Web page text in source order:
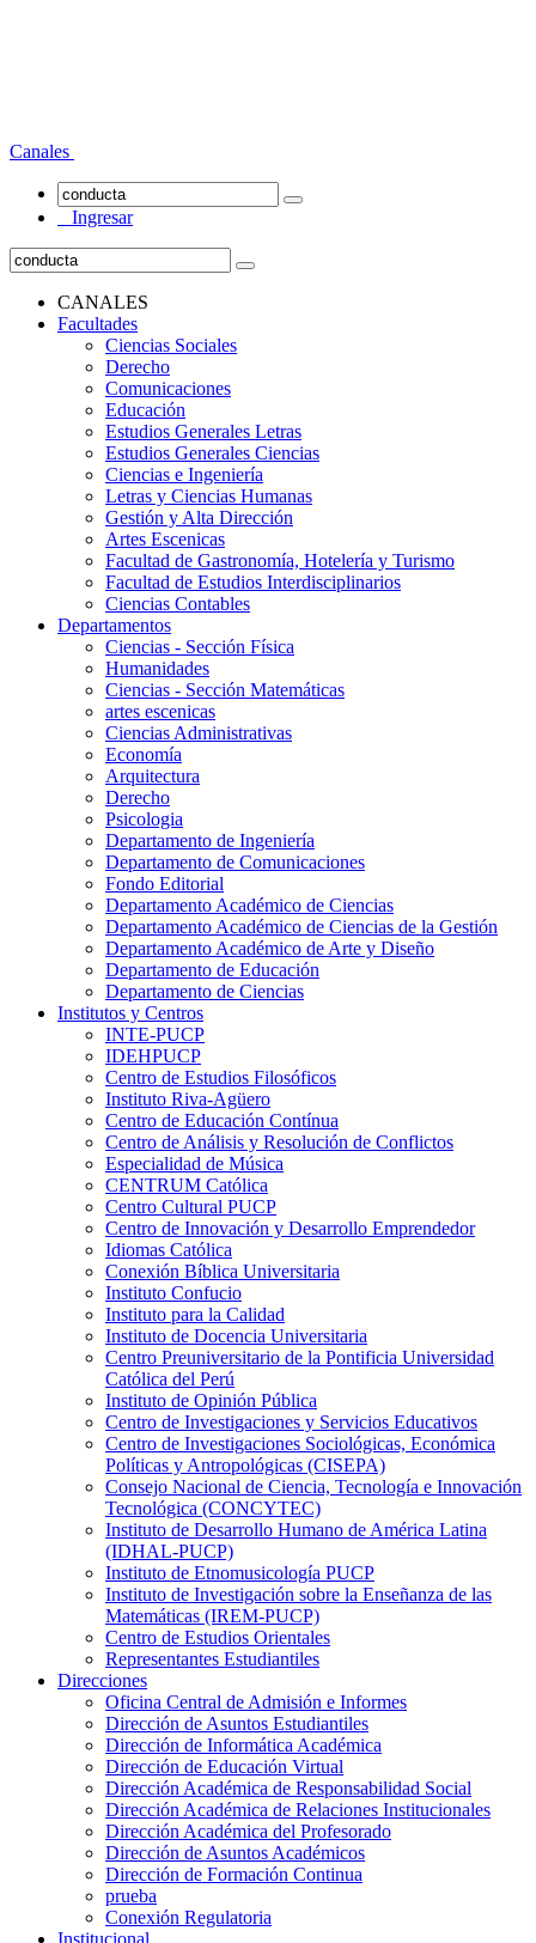
Canales
Ingresar
CANALES
Facultades
Ciencias Sociales
Derecho
Comunicaciones
Educación
Estudios Generales Letras
Estudios Generales Ciencias
Ciencias e Ingeniería
Letras y Ciencias Humanas
Gestión y Alta Dirección
Artes Escenicas
Facultad de Gastronomía, Hotelería y Turismo
Facultad de Estudios Interdisciplinarios
Ciencias Contables
Departamentos
Ciencias - Sección Física
Humanidades
Ciencias - Sección Matemáticas
artes escenicas
Ciencias Administrativas
Economía
Arquitectura
Derecho
Psicologia
Departamento de Ingeniería
Departamento de Comunicaciones
Fondo Editorial
Departamento Académico de Ciencias
Departamento Académico de Ciencias de la Gestión
Departamento Académico de Arte y Diseño
Departamento de Educación
Departamento de Ciencias
Institutos y Centros
INTE-PUCP
IDEHPUCP
Centro de Estudios Filosóficos
Instituto Riva-Agüero
Centro de Educación Contínua
Centro de Análisis y Resolución de Conflictos
Especialidad de Música
CENTRUM Católica
Centro Cultural PUCP
Centro de Innovación y Desarrollo Emprendedor
Idiomas Católica
Conexión Bíblica Universitaria
Instituto Confucio
Instituto para la Calidad
Instituto de Docencia Universitaria
Centro Preuniversitario de la Pontificia Universidad
Católica del Perú
Instituto de Opinión Pública
Centro de Investigaciones y Servicios Educativos
Centro de Investigaciones Sociológicas, Económica
Políticas y Antropológicas (CISEPA)
Consejo Nacional de Ciencia, Tecnología e Innovación
Tecnológica (CONCYTEC)
Instituto de Desarrollo Humano de América Latina
(IDHAL-PUCP)
Instituto de Etnomusicología PUCP
Instituto de Investigación sobre la Enseñanza de las
Matemáticas (IREM-PUCP)
Centro de Estudios Orientales
Representantes Estudiantiles
Direcciones
Oficina Central de Admisión e Informes
Dirección de Asuntos Estudiantiles
Dirección de Informática Académica
Dirección de Educación Virtual
Dirección Académica de Responsabilidad Social
Dirección Académica de Relaciones Institucionales
Dirección Académica del Profesorado
Dirección de Asuntos Académicos
Dirección de Formación Continua
prueba
Conexión Regulatoria
Institucional